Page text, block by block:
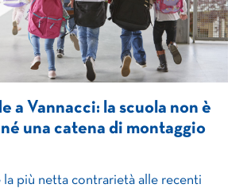
a Vannacci: la scuola non è
una catena di montaggio
la più netta contrarietà alle recenti